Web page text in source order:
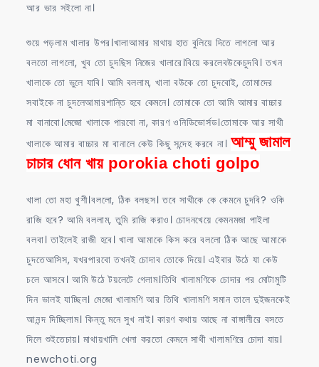
আর ভার সইলো না।
শুয়ে পড়লাম খালার উপর।খালাআমার মাথায় হাত বুলিয়ে দিতে লাগলো আর
বলতো লাগলো, খুব তো চুদছিস নিজের খালারে।বিয়ে করলেবউকেচুদবি। তখন
খালাকে তো ভুলে যাবি। আমি বললাম, খালা বউকে তো চুদবোই, তোমাদের
সবাইকে না চুদলেআমারশান্তি হবে কেমনে। তোমাকে তো আমি আমার বাচ্চার
মা বানাবো।মেজো খালাকে পারবো না, কারণ ওনিডিভোর্সড।তোমাকে আর সাথী
খালাকে আমার বাচ্চার মা বানালে কেউ কিছু সন্দেহ করবে না। আম্মু জামাল
চাচার ধোন খায় porokia choti golpo
খালা তো মহা খুশী।বললো, ঠিক বলছস। তবে সাথীকে কে কেমনে চুদবি? ওকি
রাজি হবে? আমি বললাম, তুমি রাজি করাও। চোদনখেয়ে কেমনমজা পাইলা
বলবা। তাইলেই রাজী হবে। খালা আমাকে কিস করে বললো ঠিক আছে আমাকে
চুদতেআসিস, যখরপারবো তখনই চোদাব তোকে দিয়ে। এইবার উঠে যা কেউ
চলে আসবে। আমি উঠে টয়লেটে গেলাম।তিথি খালামণিকে চোদার পর মোটামুটি
দিন ভালই যাচ্ছিল। মেজো খালামণি আর তিথি খালামণি সমান তালে দুইজনকেই
আনন্দ দিচ্ছিলাম। কিন্তু মনে সুখ নাই। কারণ কথায় আছে না বাঙ্গালীরে বসতে
দিলে শুইতেচায়। মাথায়খালি খেলা করতো কেমনে সাথী খালামণিরে চোদা যায়।
newchoti.org